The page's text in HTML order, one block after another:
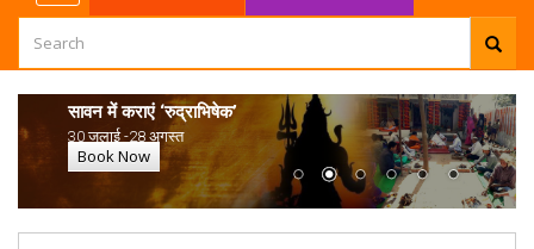
सावन में कराएं ‘रुद्राभिषेक’
30 जुलाई -28 अगस्त
Book Now